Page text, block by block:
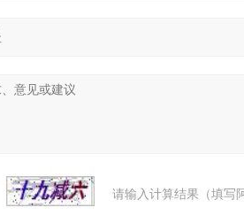
请输入计算结果（填写